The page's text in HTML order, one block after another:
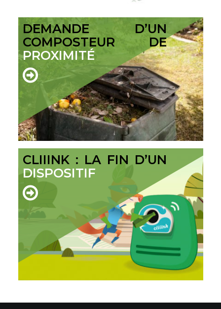
DEMANDE D’UN
COMPOSTEUR DE
PROXIMITÉ
CLIIINK : LA FIN D’UN
DISPOSITIF